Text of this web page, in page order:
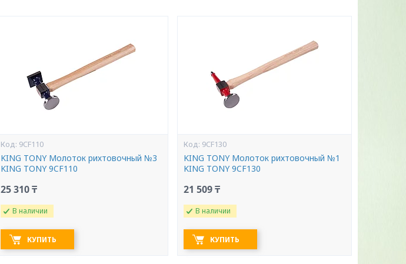
9CF110
KING TONY Молоток рихтовочный №3
KING TONY 9CF110
25 310 ₸
В наличии
КУПИТЬ
9CF130
KING TONY Молоток рихтовочный №1
KING TONY 9CF130
21 509 ₸
В наличии
КУПИТЬ